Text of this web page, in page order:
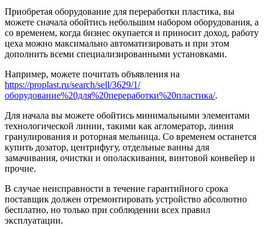
Приобретая оборудование для переработки пластика, вы
можете сначала обойтись небольшим набором оборудования, а
со временем, когда бизнес окупается и приносит доход, работу
цеха можно максимально автоматизировать и при этом
дополнить всеми специализированными установками.
Например, можете почитать объявления на
https://proplast.ru/search/sell/3629/1/
оборудование%20для%20переработки%20пластика/.
Для начала вы можете обойтись минимальными элементами
технологической линии, такими как агломератор, линия
гранулирования и роторная мельница. Со временем останется
купить дозатор, центрифугу, отдельные ванны для
замачивания, очистки и ополаскивания, винтовой конвейер и
прочие.
В случае неисправности в течение гарантийного срока
поставщик должен отремонтировать устройство абсолютно
бесплатно, но только при соблюдении всех правил
эксплуатации.